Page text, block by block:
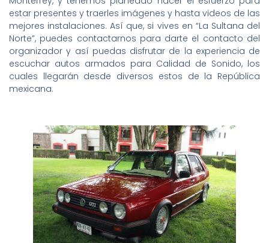
estar presentes y traerles imágenes y hasta videos de las
mejores instalaciones. Así que, si vives en “La Sultana del
Norte”, puedes contactarnos para darte el contacto del
organizador y así puedas disfrutar de la experiencia de
escuchar autos armados para Calidad de Sonido, los
cuales llegarán desde diversos estos de la República
mexicana.